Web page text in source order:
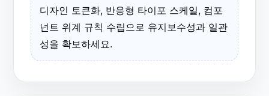
디자인 토큰화, 반응형 타이포 스케일, 컴포
넌트 위계 규칙 수립으로 유지보수성과 일관
성을 확보하세요.